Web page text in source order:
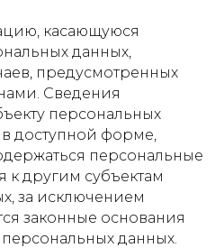
касающуюся
данных,
предусмотренных
Сведения
персональных
доступной форме,
персональные
к другим субъектам
за исключением
законные основания
данных.